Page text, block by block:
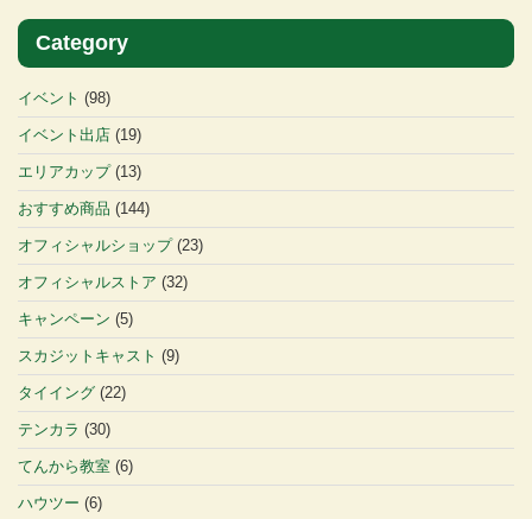
Category
イベント (98)
イベント出店 (19)
エリアカップ(13)
おすすめ商品 (144)
オフィシャルショップ(23)
オフィシャルストア (32)
キャンペーン (5)
スカジットキャスト (9)
タイイング (22)
テンカラ (30)
てんから教室 (6)
ハウツー (6)